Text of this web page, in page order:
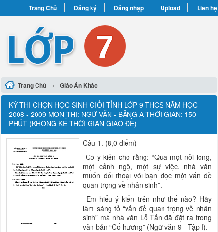
Trang Chủ Đăng ký Đăng nhập Upload Liên hệ
Trang Chủ › Giáo Án Khác
KỲ THI CHỌN HỌC SINH GIỎI TỈNH LỚP 9 THCS NĂM HỌC
2008 - 2009 MÔN THI: NGỮ VĂN - BẢNG A THỜI GIAN: 150
PHÚT (KHÔNG KỂ THỜI GIAN GIAO ĐỀ)
Câu 1. (8,0 điểm)
Có ý kiến cho rằng: “Qua một nỗi lòng,
một cảnh ngộ, một sự việc. nhà văn
muốn đối thoại với bạn đọc một vấn đề
quan trọng về nhân sinh”.
Em hiểu ý kiến trên như thế nào? Hãy
làm sáng tỏ “vấn đề quan trọng về nhân
sinh” mà nhà văn Lỗ Tấn đã đặt ra trong
văn bản “Cố hương” (Ngữ văn 9 - Tập I).